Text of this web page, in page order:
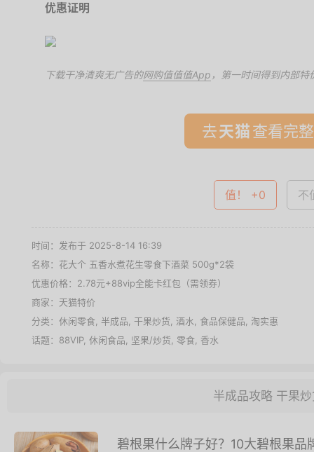
优惠证明
下载干净清爽无广告的网购值值值App ，第一时间得到内部特
去 查看完
值！ +0 不
时间：发布于 2025-8-14 16:39
名称： 花大个 五香水煮花生零食下酒菜 500g*2袋
优惠价格： 2.78元+88vip全能卡红包（需领券）
商家： 天猫特价
分类： 休闲零食 半成品 干果炒货 酒水 食品保健品
淘实惠
话题： 88VIP, 休闲食品 坚果/炒货 零食 香水
半成品攻略 干果
碧根果什么牌子好？10大碧根果品